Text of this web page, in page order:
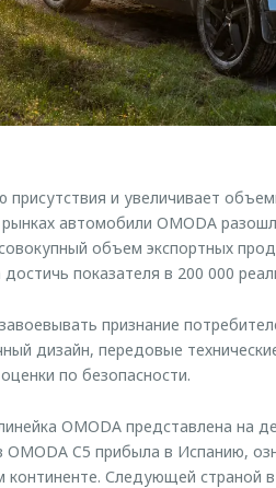
присутствия и увеличивает
автомобили OMODA
объем экспортных
показателя в 200 000
признание
дизайн, передовые
по безопасности.
OMODA представлена на
C5 прибыла в Испанию,
континенте. Следующей страной